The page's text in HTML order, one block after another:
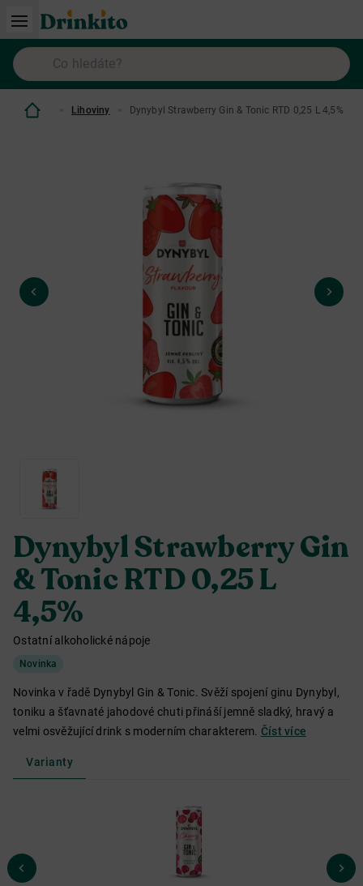
Lihoviny Dynybyl Strawberry Gin & Tonic RTD 0,25 L 4,5%
Dynybyl Strawberry Gin
& Tonic RTD 0,25 L
4,5%
Ostatní alkoholické nápoje
Novinka
Novinka v řadě Dynybyl Gin & Tonic. Svěží spojení ginu Dynybyl,
toniku a šťavnaté jahodové chuti přináší jemně sladký, hravý a
velmi osvěžující drink s moderním charakterem. Číst více
Varianty